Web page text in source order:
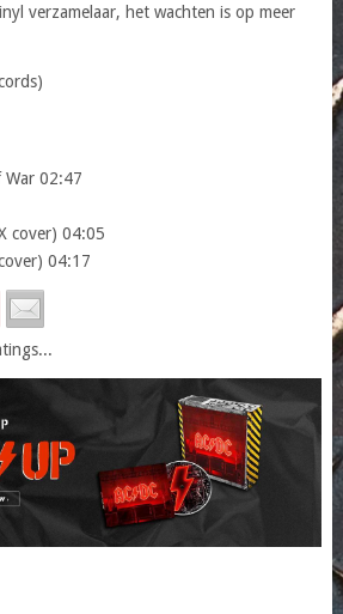
verzamelaar, het wachten is op meer
02:47
cover) 04:05
04:17